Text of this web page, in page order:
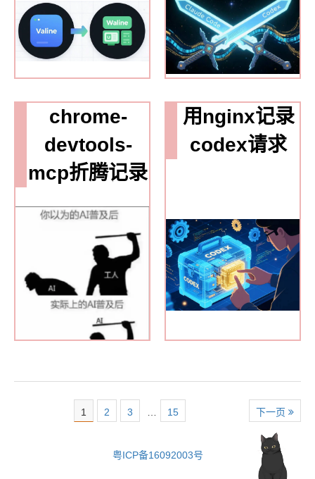
chrome-
devtools-
mcp折腾记录
用nginx记录
codex请求
1 2 3 15 下一页
粤ICP备16092003号